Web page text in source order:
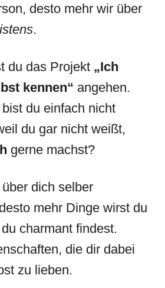
desto mehr wir über
.
du das Projekt „Ich
kennen“ angehen.
du einfach nicht
du gar nicht weißt,
gerne machst?
dich selber
mehr Dinge wirst du
charmant findest.
die dir dabei
zu lieben.